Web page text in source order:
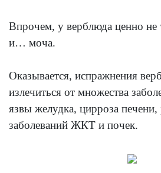
Впрочем, у верблюда ценно не
и… моча.
Оказывается, испражнения
излечиться от множества
язвы желудка, цирроза
заболеваний ЖКТ и почек.